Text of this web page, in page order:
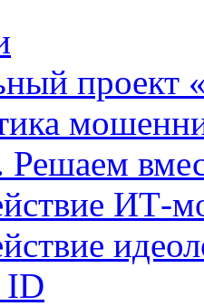
проект
Решаем
ИТ-
ID